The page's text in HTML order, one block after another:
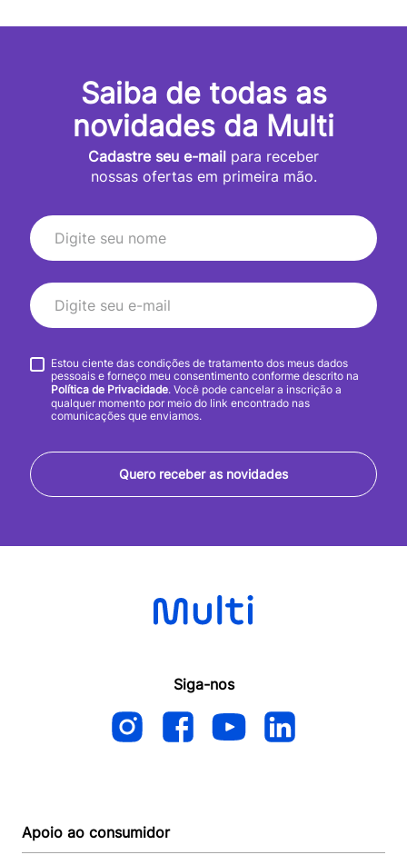
Saiba de todas as
novidades da Multi
Cadastre seu e-mail para receber
nossas ofertas em primeira mão.
Quero receber as novidades
Estou ciente das condições de tratamento dos meus dados
pessoais e forneço meu consentimento conforme descrito na
Política de Privacidade. Você pode cancelar a inscrição a
qualquer momento por meio do link encontrado nas
comunicações que enviamos.
Siga-nos
Apoio ao consumidor